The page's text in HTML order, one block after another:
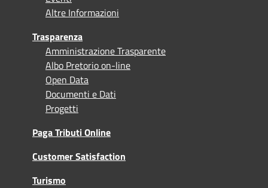
Altre Informazioni
Trasparenza
Amministrazione Trasparente
Albo Pretorio on-line
Open Data
Documenti e Dati
Progetti
Paga Tributi Online
Customer Satisfaction
Turismo